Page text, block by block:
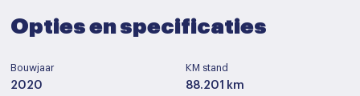
Opties en specificaties
Bouwjaar
2020
KM stand
88.201 km